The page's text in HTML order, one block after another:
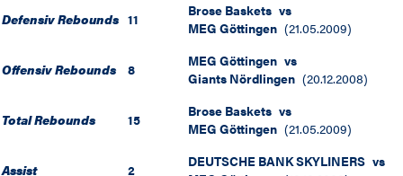
Defensiv Rebounds 11 Brose Baskets vs
MEG Göttingen (21.05.2009)
Offensiv Rebounds 8 MEG Göttingen vs
Giants Nördlingen (20.12.2008)
Total Rebounds 15 Brose Baskets vs
MEG Göttingen (21.05.2009)
Assist 2 DEUTSCHE BANK SKYLINERS vs